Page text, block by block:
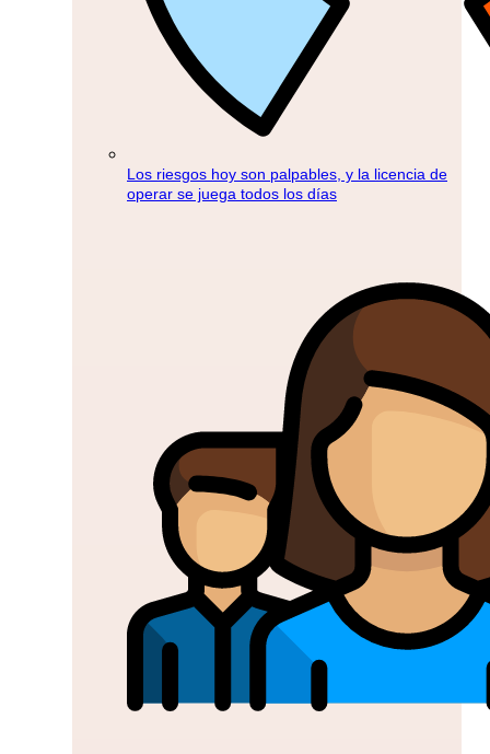
Los riesgos hoy son palpables, y la licencia de
operar se juega todos los días